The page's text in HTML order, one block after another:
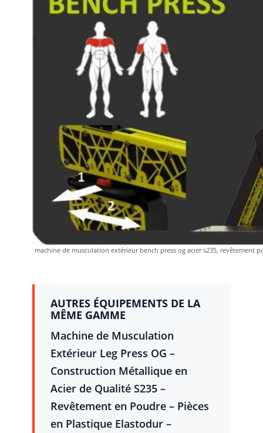
machine de musculation extérieur bench press og acier s235,
AUTRES ÉQUIPEMENTS DE LA
MÊME GAMME
Machine de Musculation
Extérieur Leg Press OG –
Construction Métallique en
Acier de Qualité S235 –
Revêtement en Poudre – Pièces
en Plastique Elastodur –